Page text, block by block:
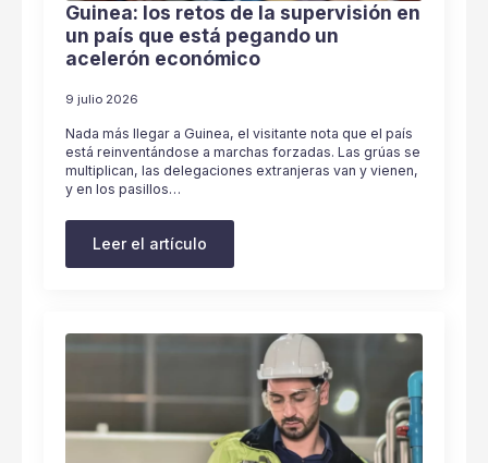
Guinea: los retos de la supervisión en
un país que está pegando un
acelerón económico
9 julio 2026
Nada más llegar a Guinea, el visitante nota que el país
está reinventándose a marchas forzadas. Las grúas se
multiplican, las delegaciones extranjeras van y vienen,
y en los pasillos…
Leer el artículo